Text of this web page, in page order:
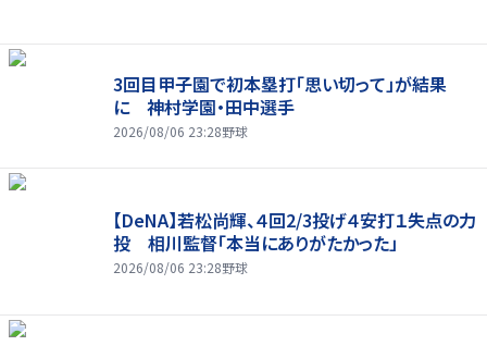
3回目甲子園で初本塁打「思い切って」が結果
に 神村学園・田中選手
2026/08/06 23:28野球
【DeNA】若松尚輝、４回2/3投げ４安打１失点の力
投 相川監督「本当にありがたかった」
2026/08/06 23:28野球